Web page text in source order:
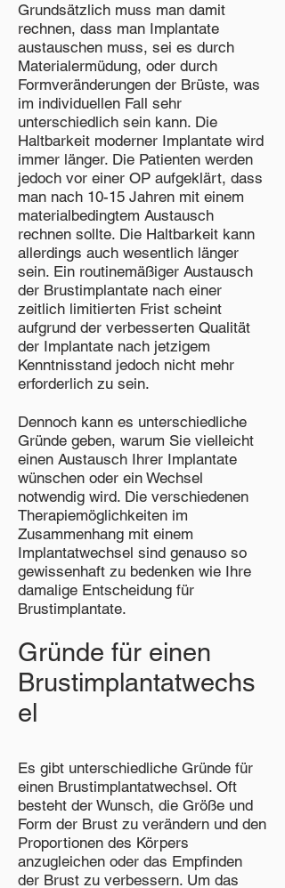
Grundsätzlich muss man damit
rechnen, dass man Implantate
austauschen muss, sei es durch
Materialermüdung, oder durch
Formveränderungen der Brüste, was
im individuellen Fall sehr
unterschiedlich sein kann. Die
Haltbarkeit moderner Implantate wird
immer länger. Die Patienten werden
jedoch vor einer OP aufgeklärt, dass
man nach 10-15 Jahren mit einem
materialbedingtem Austausch
rechnen sollte. Die Haltbarkeit kann
allerdings auch wesentlich länger
sein. Ein routinemäßiger Austausch
der Brustimplantate nach einer
zeitlich limitierten Frist scheint
aufgrund der verbesserten Qualität
der Implantate nach jetzigem
Kenntnisstand jedoch nicht mehr
erforderlich zu sein.
Dennoch kann es unterschiedliche
Gründe geben, warum Sie vielleicht
einen Austausch Ihrer Implantate
wünschen oder ein Wechsel
notwendig wird. Die verschiedenen
Therapiemöglichkeiten im
Zusammenhang mit einem
Implantatwechsel sind genauso so
gewissenhaft zu bedenken wie Ihre
damalige Entscheidung für
Brustimplantate.
Gründe für einen
Brustimplantatwechs
el
Es gibt unterschiedliche Gründe für
einen Brustimplantatwechsel. Oft
besteht der Wunsch, die Größe und
Form der Brust zu verändern und den
Proportionen des Körpers
anzugleichen oder das Empfinden
der Brust zu verbessern. Um das